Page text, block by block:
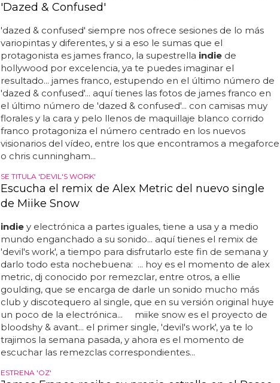
'Dazed & Confused'
'dazed & confused' siempre nos ofrece sesiones de lo más
variopintas y diferentes, y si a eso le sumas que el
protagonista es james franco, la supestrella indiede
hollywood por excelencia, ya te puedes imaginar el
resultado... james franco, estupendo en el último número de
'dazed & confused'... aquí tienes las fotos de james franco en
el último número de 'dazed & confused'... con camisas muy
florales y la cara y pelo llenos de maquillaje blanco corrido
franco protagoniza el número centrado en los nuevos
visionarios del vídeo, entre los que encontramos a megaforce
o chris cunningham...
SE TITULA 'DEVIL'S WORK'
Escucha el remix de Alex Metric del nuevo single
de Miike Snow
indiey electrónica a partes iguales, tiene a usa y a medio
mundo enganchado a su sonido... aquí tienes el remix de
'devil's work', a tiempo para disfrutarlo este fin de semana y
darlo todo esta nochebuena: ... hoy es el momento de alex
metric, dj conocido por remezclar, entre otros, a ellie
goulding, que se encarga de darle un sonido mucho más
club y discotequero al single, que en su versión original huye
un poco de la electrónica... miike snow es el proyecto de
bloodshy & avant... el primer single, 'devil's work', ya te lo
trajimos la semana pasada, y ahora es el momento de
escuchar las remezclas correspondientes...
ESTRENA 'OZ'